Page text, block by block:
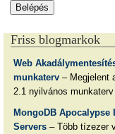
Friss blogmarkok
Web
munkaterv– Megjelent
2.1 nyilvános munkaterv
MongoDB Apocalypse
Servers– Több tízezer